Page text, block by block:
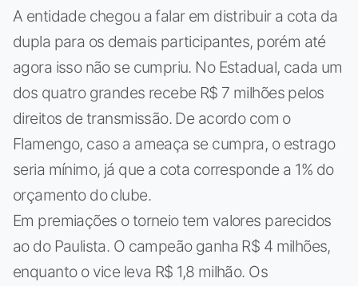
A entidade chegou a falar em distribuir a cota da
dupla para os demais participantes, porém até
agora isso não se cumpriu. No Estadual, cada um
dos quatro grandes recebe R$ 7 milhões pelos
direitos de transmissão. De acordo com o
Flamengo, caso a ameaça se cumpra, o estrago
seria mínimo, já que a cota corresponde a 1% do
orçamento do clube.
Em premiações o torneio tem valores parecidos
ao do Paulista. O campeão ganha R$ 4 milhões,
enquanto o vice leva R$ 1,8 milhão. Os